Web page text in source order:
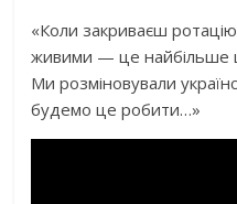
«Коли закриваєш
живими — це найбільше
Ми розміновували
будемо це робити…»